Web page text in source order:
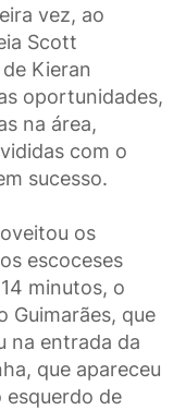
vez, ao
Scott
Kieran
oportunidades,
na área,
com o
sucesso.
os
escoceses
minutos, o
Guimarães, que
na entrada da
que apareceu
esquerdo de